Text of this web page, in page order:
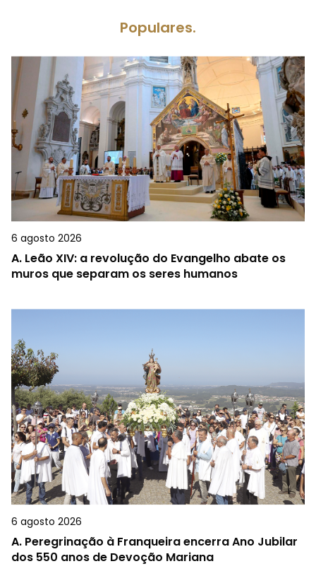
Populares.
6 agosto 2026
A. Leão XIV: a revolução do Evangelho abate os
muros que separam os seres humanos
6 agosto 2026
A. Peregrinação à Franqueira encerra Ano Jubilar
dos 550 anos de Devoção Mariana